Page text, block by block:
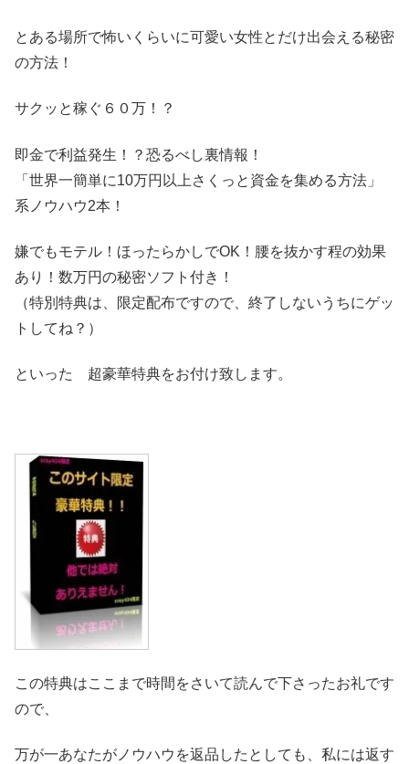
とある場所で怖いくらいに可愛い女性とだけ出会える秘密
の方法！
サクッと稼ぐ６０万！？
即金で利益発生！？恐るべし裏情報！
「世界一簡単に10万円以上さくっと資金を集める方法」
系ノウハウ2本！
嫌でもモテル！ほったらかしでOK！腰を抜かす程の効果
あり！数万円の秘密ソフト付き！
（特別特典は、限定配布ですので、終了しないうちにゲッ
トしてね？）
といった 超豪華特典をお付け致します。
この特典はここまで時間をさいて読んで下さったお礼です
ので、
万が一あなたがノウハウを返品したとしても、私には返す